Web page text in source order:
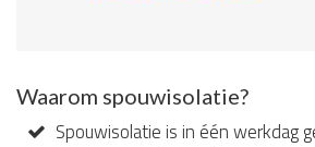
Waarom spouwisolatie?
Spouwisolatie is in één werkdag